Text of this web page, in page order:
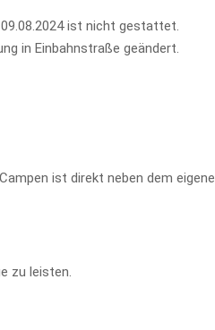
ist nicht gestattet.
in Einbahnstraße geändert.
ist direkt neben dem
zu leisten.